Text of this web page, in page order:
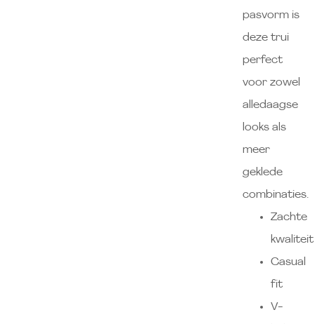
pasvorm is
deze trui
perfect
voor zowel
alledaagse
looks als
meer
geklede
combinaties.
Zachte
kwaliteit
Casual
fit
V-